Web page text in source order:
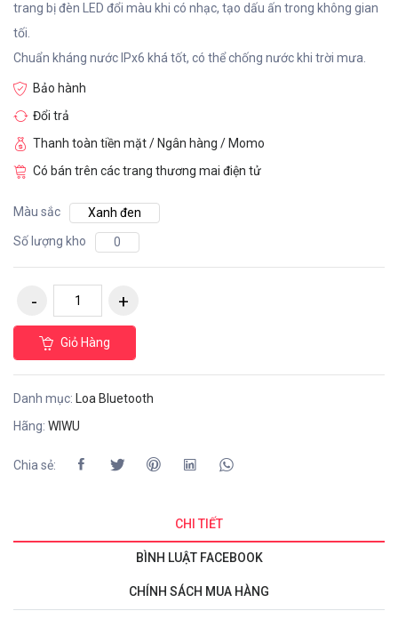
trang bị đèn LED đổi màu khi có nhạc, tạo dấu ấn trong không gian
tối.
Chuẩn kháng nước IPx6 khá tốt, có thể chống nước khi trời mưa.
Bảo hành
Đổi trả
Thanh toàn tiền mặt / Ngân hàng / Momo
Có bán trên các trang thương mai điện tử
Màu sắc
Xanh đen
Số lượng kho
0
Giỏ Hàng
Danh mục: Loa Bluetooth
Hãng: WIWU
Chia sẻ:
CHI TIẾT
BÌNH LUẬT FACEBOOK
CHÍNH SÁCH MUA HÀNG